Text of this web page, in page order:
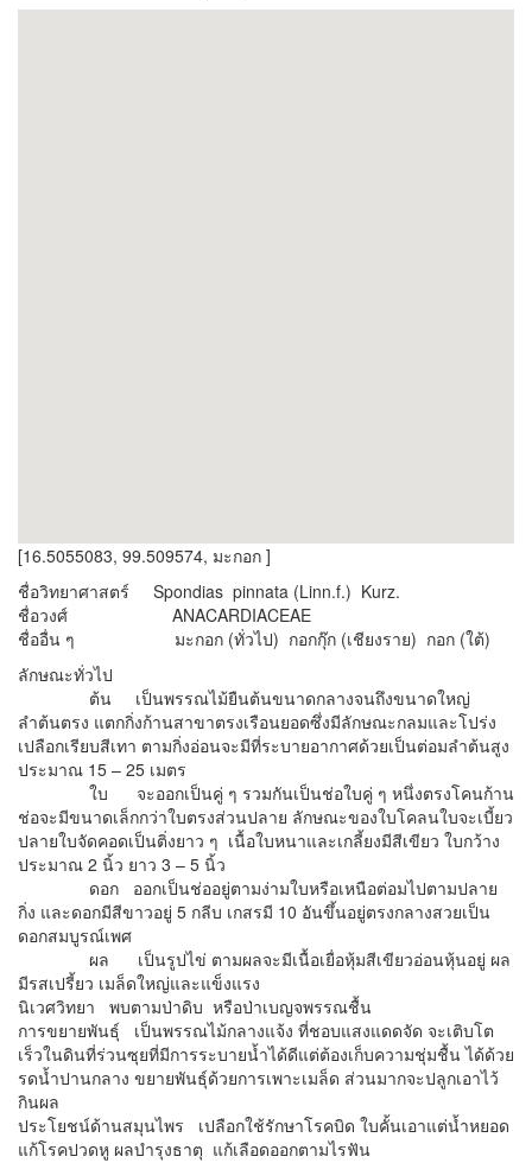
[16.5055083, 99.509574, มะกอก ]
ชื่อวิทยาศาสตร์ Spondias pinnata (Linn.f.) Kurz.
ชื่อวงศ์ ANACARDIACEAE
ชื่ออื่น ๆ มะกอก (ทั่วไป) กอกกุ๊ก (เชียงราย) กอก (ใต้)
ลักษณะทั่วไป
ต้น เป็นพรรณไม้ยืนต้นขนาดกลางจนถึงขนาดใหญ่
ลำต้นตรง แตกกิ่งก้านสาขาตรงเรือนยอดซึ่งมีลักษณะกลมและโปร่ง
เปลือกเรียบสีเทา ตามกิ่งอ่อนจะมีที่ระบายอากาศด้วยเป็นต่อมลำต้นสูง
ประมาณ 15 – 25 เมตร
ใบ จะออกเป็นคู่ ๆ รวมกันเป็นช่อใบคู่ ๆ หนึ่งตรงโคนก้าน
ช่อจะมีขนาดเล็กกว่าใบตรงส่วนปลาย ลักษณะของใบโคลนใบจะเบี้ยว
ปลายใบจัดคอดเป็นติ่งยาว ๆ เนื้อใบหนาและเกลี้ยงมีสีเขียว ใบกว้าง
ประมาณ 2 นิ้ว ยาว 3 – 5 นิ้ว
ดอก ออกเป็นช่ออยู่ตามง่ามใบหรือเหนือต่อมไปตามปลาย
กิ่ง และดอกมีสีขาวอยู่ 5 กลีบ เกสรมี 10 อันขึ้นอยู่ตรงกลางสวยเป็น
ดอกสมบูรณ์เพศ
ผล เป็นรูปไข่ ตามผลจะมีเนื้อเยื่อหุ้มสีเขียวอ่อนหุ้นอยู่ ผล
มีรสเปรี้ยว เมล็ดใหญ่และแข็งแรง
นิเวศวิทยา พบตามป่าดิบ หรือป่าเบญจพรรณชื้น
การขยายพันธุ์ เป็นพรรณไม้กลางแจ้ง ที่ชอบแสงแดดจัด จะเติบโต
เร็วในดินที่ร่วนซุยที่มีการระบายน้ำได้ดีแต่ต้องเก็บความชุ่มชื้น ได้ด้วย
รดน้ำปานกลาง ขยายพันธุ์ด้วยการเพาะเมล็ด ส่วนมากจะปลูกเอาไว้
กินผล
ประโยชน์ด้านสมุนไพร เปลือกใช้รักษาโรคบิด ใบคั้นเอาแต่น้ำหยอด
แก้โรคปวดหู ผลบำรุงธาตุ แก้เลือดออกตามไรฟัน